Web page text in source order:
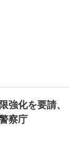
強化を要請、
察庁